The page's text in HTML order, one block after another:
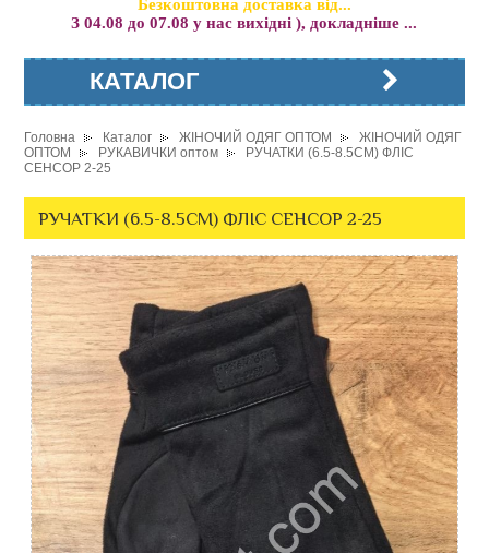
Безкоштовна доставка від...
З 04.08 до 07.08 у нас вихідні ), докладніше ...
КАТАЛОГ
Головна Каталог ЖІНОЧИЙ ОДЯГ ОПТОМ
ЖІНОЧИЙ ОДЯГ
ОПТОМ
РУКАВИЧКИ оптом
РУЧАТКИ (6.5-8.5СМ) ФЛІС
СЕНСОР 2-25
РУЧАТКИ (6.5-8.5СМ) ФЛІС СЕНСОР 2-25